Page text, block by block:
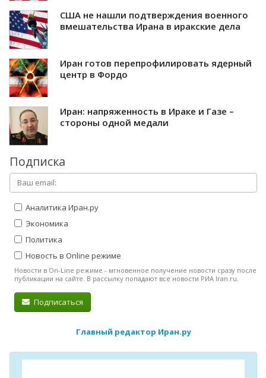
США не нашли подтверждения военного
вмешательства Ирана в иракские дела
Иран готов перепрофилировать ядерный
центр в Фордо
Иран: напряженность в Ираке и Газе –
стороны одной медали
Подписка
Аналитика Иран.ру
Экономика
Политика
Новость в Online режиме
Новости в On-Line режиме - мгновенное получение новости сразу после
публикации на сайте. В рассылку попадают все новости РИА Iran.ru.
Подписаться
Главный редактор Иран.ру